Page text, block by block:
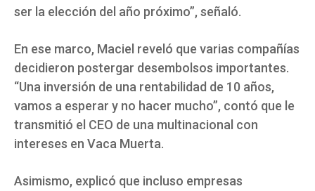
ser la elección del año próximo”, señaló.
En ese marco, Maciel reveló que varias compañías
decidieron postergar desembolsos importantes.
“Una inversión de una rentabilidad de 10 años,
vamos a esperar y no hacer mucho”, contó que le
transmitió el CEO de una multinacional con
intereses en Vaca Muerta.
Asimismo, explicó que incluso empresas